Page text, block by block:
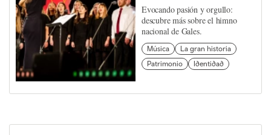
Evocando pasión y orgullo:
descubre más sobre el himno
nacional de Gales.
Música
La gran historia
Patrimonio
Identidad